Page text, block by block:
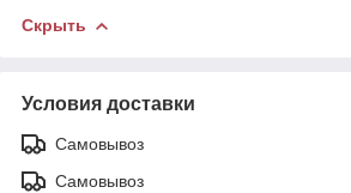
Скрыть
Условия доставки
Самовывоз
Самовывоз